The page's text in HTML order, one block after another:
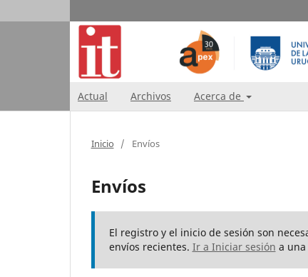
Actual Archivos Acerca de
Inicio / Envíos
Envíos
El registro y el inicio de sesión son
envíos recientes. Ir a Iniciar sesión a